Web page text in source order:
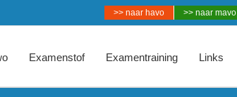
>> naar havo >> naar mavo
Examenstof Examentraining Links